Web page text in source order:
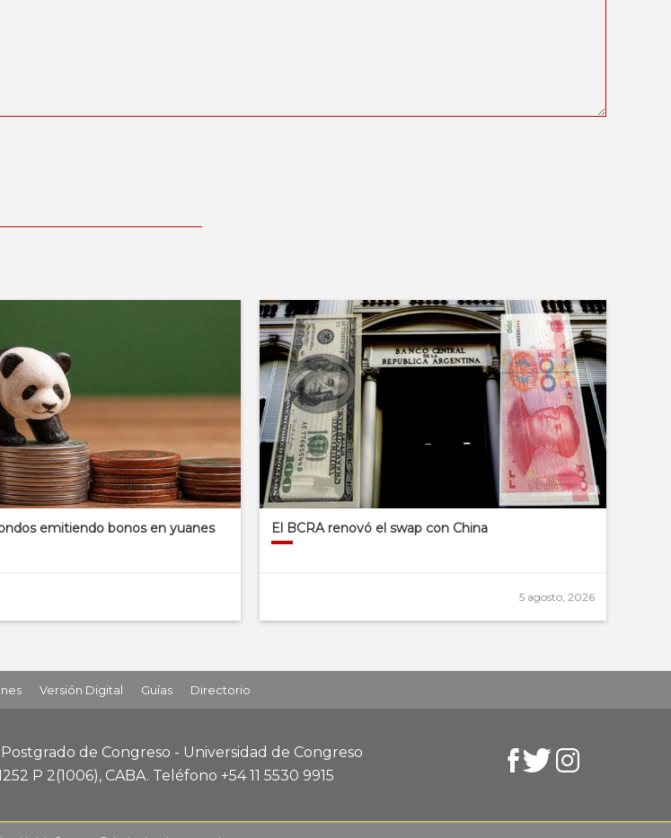
emitiendo bonos en yuanes El BCRA renovó el swap con China
5 agosto, 2026
Versión Digital Guías Directorio
de Congreso - Universidad de Congreso
P 2(1006), CABA. Teléfono +54 11 5530 9915